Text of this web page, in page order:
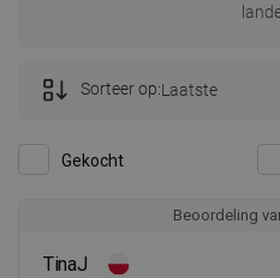
Gekocht
Sorteer op:Laatste
Beoordeling
TinaJ